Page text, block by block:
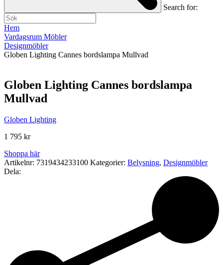
Search for:
Hem
Vardagsrum Möbler
Designmöbler
Globen Lighting Cannes bordslampa Mullvad
Globen Lighting Cannes bordslampa
Mullvad
Globen Lighting
1 795 kr
Shoppa här
Artikelnr: 7319434233100 Kategorier: Belysning, Designmöbler
Dela: